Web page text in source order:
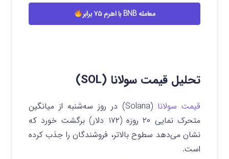
معامله BNB با اهرم ۷۵ برابر
تحلیل قیمت سولانا (SOL)
قیمت سولانا
(Solana) در روز سه‌شنبه از میانگین
متحرک نمایی ۲۰ روزه (۱۷۲ دلار) برگشت خورد که
نشان می‌دهد سطوح بالاتر، فروشندگان را جذب کرده
است.